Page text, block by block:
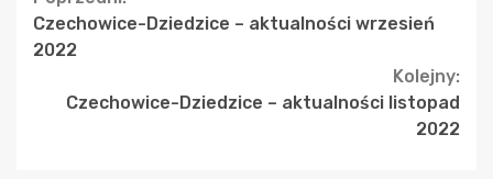
Reading
Czechowice-Dziedzice – aktualności wrzesień
2022
Kolejny:
Czechowice-Dziedzice – aktualności listopad
2022